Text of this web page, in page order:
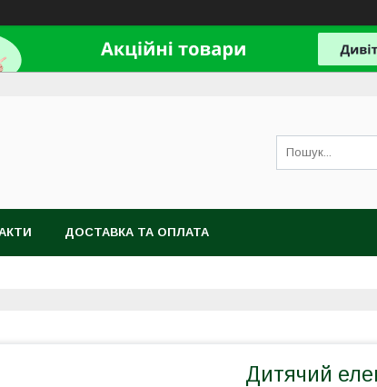
ДОСТАВКА ТА ОПЛАТА
Дитячий